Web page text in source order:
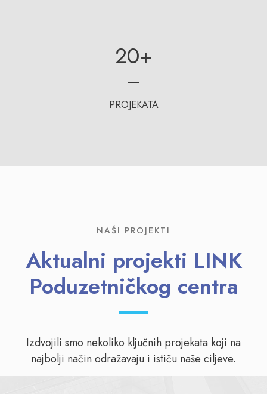
20+
PROJEKATA
NAŠI PROJEKTI
Aktualni projekti LINK
Poduzetničkog centra
Izdvojili smo nekoliko ključnih projekata koji na
najbolji način odražavaju i ističu naše ciljeve.